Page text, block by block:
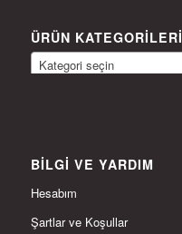
ÜRÜN KATEGORILERI
Kategori seçin
BILGI VE YARDIM
Hesabım
Şartlar ve Koşullar